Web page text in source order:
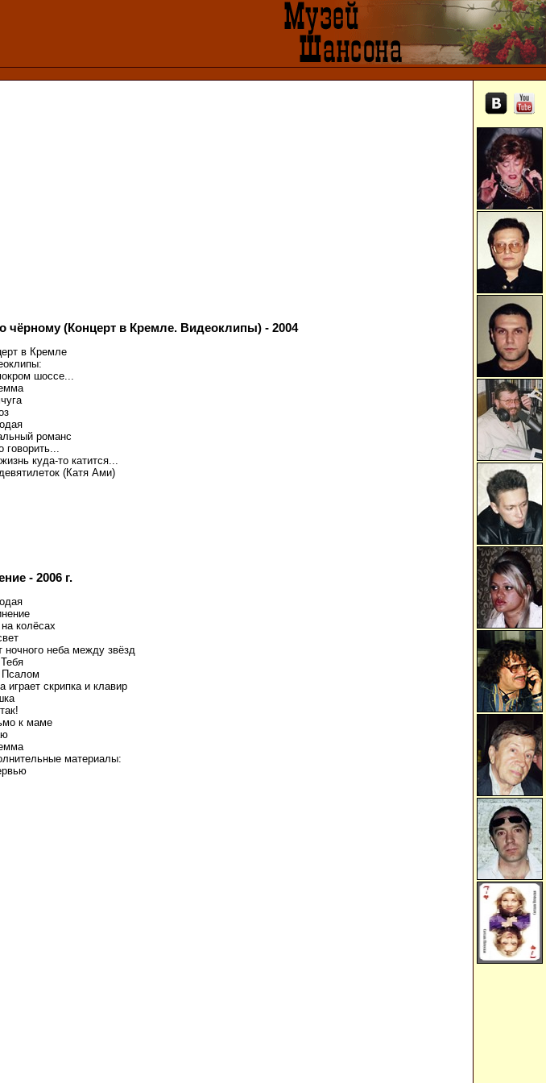
чёрному (Концерт в Кремле. Видеоклипы) - 2004
в Кремле
шоссе...
романс
говорить...
куда-то катится...
(Катя Ами)
- 2006 г.
колёсах
ночного неба между звёзд
играет скрипка и клавир
к маме
материалы: